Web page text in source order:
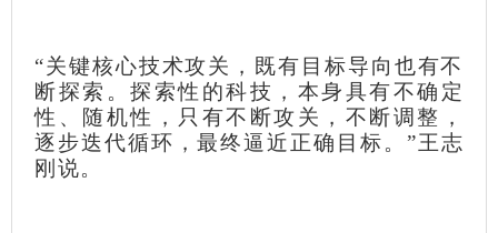
“关键核心技术攻关，既有目标导向也有不
断探索。探索性的科技，本身具有不确定
性、随机性，只有不断攻关，不断调整，
逐步迭代循环，最终逼近正确目标。”王志
刚说。